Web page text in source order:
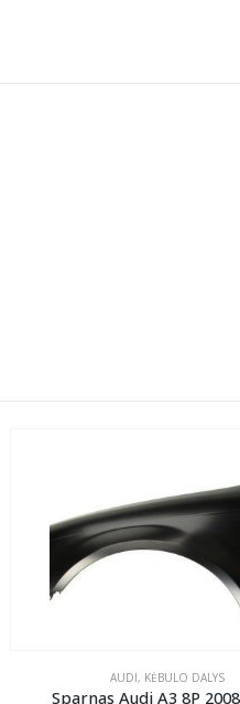
AUDI, KĖBULO DALYS
Sparnas Audi A3 8P